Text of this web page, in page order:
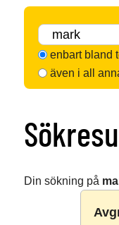
enbart bland
även i all
Din sökning på